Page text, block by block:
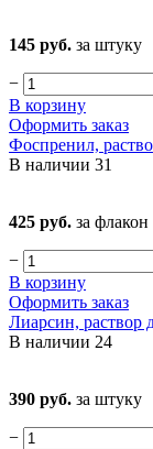
145 руб. за штуку
−
В корзину
Оформить заказ
Фоспренил,
В наличии 31
425 руб. за флакон
−
В корзину
Оформить заказ
Лиарсин, раствор
В наличии 24
390 руб. за штуку
−